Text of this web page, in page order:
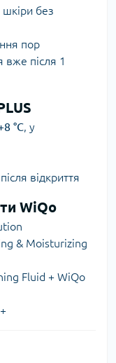
шкіри без
пор
після 1
°C, у
відкриття
WiQo
& Moisturizing
Fluid + WiQo